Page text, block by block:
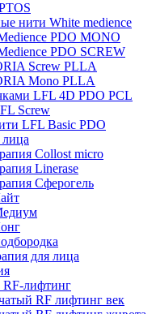
нити White medience
PDO MONO
PDO SCREW
Screw PLLA
Mono PLLA
LFL 4D PDO PCL
Screw
LFL Basic PDO
лица
Collost micro
Linerase
Сферогель
для лица
лифтинг
RF лифтинг век